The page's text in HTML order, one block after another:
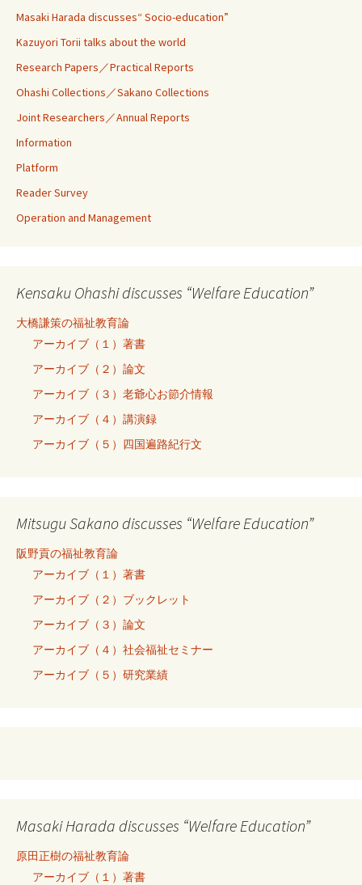
Masaki Harada discusses“ Socio-education”
Kazuyori Torii talks about the world
Research Papers／Practical Reports
Ohashi Collections／Sakano Collections
Joint Researchers／Annual Reports
Information
Platform
Reader Survey
Operation and Management
Kensaku Ohashi discusses “Welfare Education”
大橋謙策の福祉教育論
アーカイブ（１）著書
アーカイブ（２）論文
アーカイブ（３）老爺心お節介情報
アーカイブ（４）講演録
アーカイブ（５）四国遍路紀行文
Mitsugu Sakano discusses “Welfare Education”
阪野貢の福祉教育論
アーカイブ（１）著書
アーカイブ（２）ブックレット
アーカイブ（３）論文
アーカイブ（４）社会福祉セミナー
アーカイブ（５）研究業績
Masaki Harada discusses “Welfare Education”
原田正樹の福祉教育論
アーカイブ（１）著書